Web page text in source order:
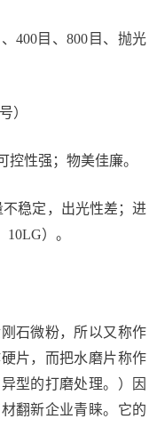
400目、800目、抛光
）
控性强；物美佳廉。
稳定，出光性差；进
）。
石微粉，所以又称作
片，而把水磨片称作
型的打磨处理。）因
翻新企业青睐。它的